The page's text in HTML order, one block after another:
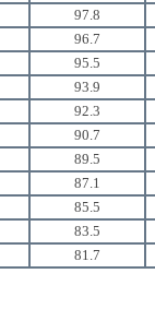
97.8
96.7
95.5
93.9
92.3
90.7
89.5
87.1
85.5
83.5
81.7